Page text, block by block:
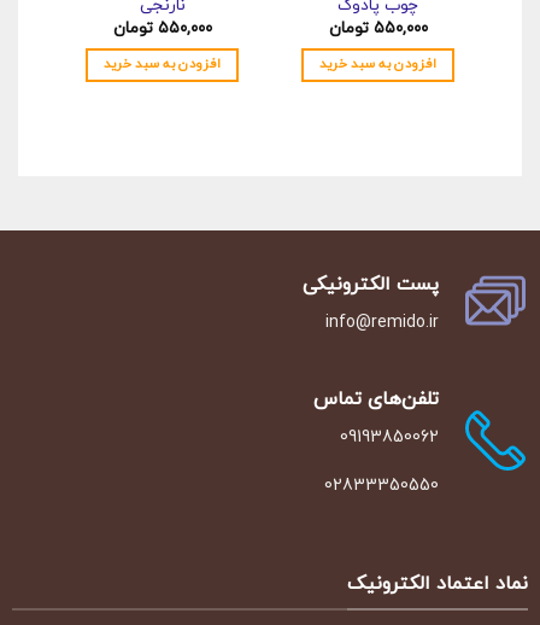
چوب پادوک
۵۵۰,۰۰۰ تومان
افزودن به سبد خرید
نارنجی
۵۵۰,۰۰۰ تومان
افزودن به سبد خرید
پست الکترونیکی
info@remido.ir
تلفن‌‌های تماس
09193850062
02833350550
نماد اعتماد الکترونیک